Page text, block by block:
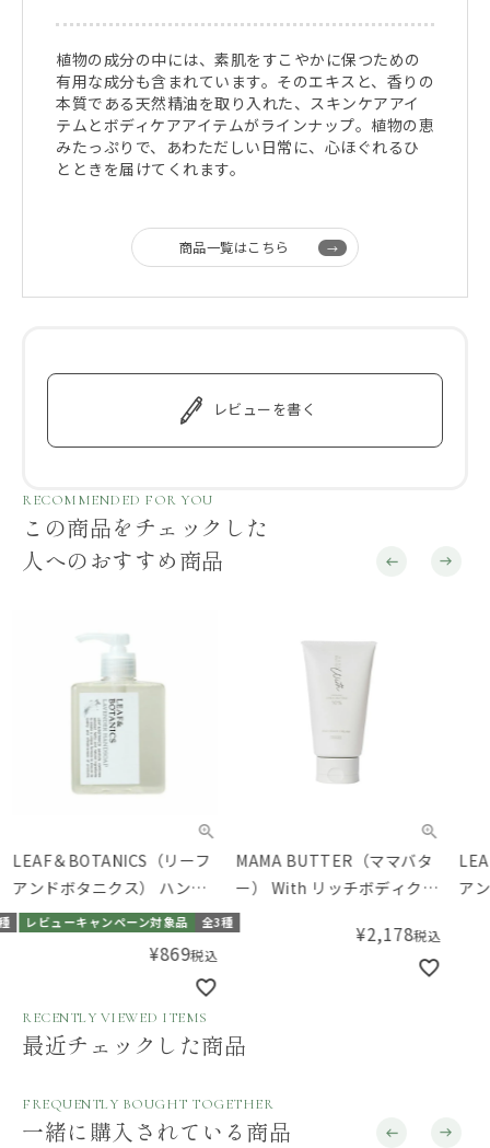
植物の成分の中には、素肌をすこやかに保つための
有用な成分も含まれています。そのエキスと、香りの
本質である天然精油を取り入れた、スキンケアアイ
テムとボディケアアイテムがラインナップ。植物の恵
みたっぷりで、あわただしい日常に、心ほぐれるひ
とときを届けてくれます。
商品一覧はこちら
レビューを書く
RECOMMENDED FOR YOU
この商品をチェックした
人へのおすすめ商品
LEAF＆BOTANICS（リーフ
アンドボタニクス） ハンド
ソープ 250mL
レビューキャンペーン対象品 全3種
¥869税込
MAMA BUTTER（ママバタ
ー） With リッチボディクリ
ーム
¥2,178税込
ア
RECENTLY VIEWED ITEMS
最近チェックした商品
FREQUENTLY BOUGHT TOGETHER
一緒に購入されている商品